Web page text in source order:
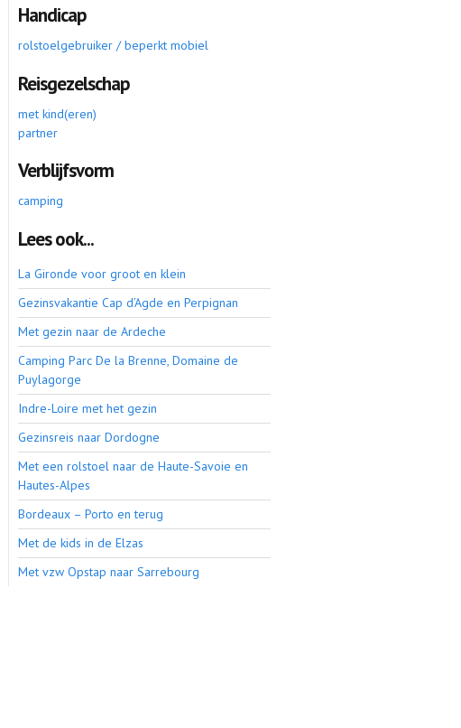
Handicap
rolstoelgebruiker / beperkt mobiel
Reisgezelschap
met kind(eren)
partner
Verblijfsvorm
camping
Lees ook...
La Gironde voor groot en klein
Gezinsvakantie Cap d’Agde en Perpignan
Met gezin naar de Ardeche
Camping Parc De la Brenne, Domaine de
Puylagorge
Indre-Loire met het gezin
Gezinsreis naar Dordogne
Met een rolstoel naar de Haute-Savoie en
Hautes-Alpes
Bordeaux – Porto en terug
Met de kids in de Elzas
Met vzw Opstap naar Sarrebourg